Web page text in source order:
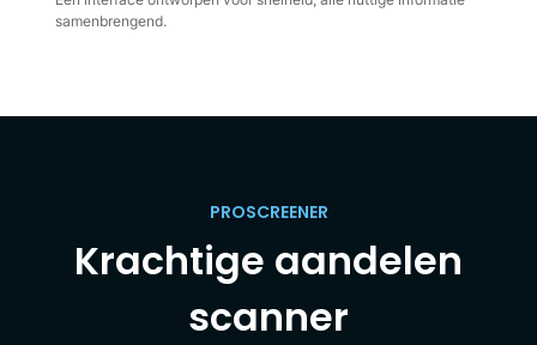
samenbrengend.
PROSCREENER
Krachtige aandelen
scanner